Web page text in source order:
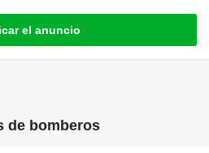
el anuncio
de bomberos